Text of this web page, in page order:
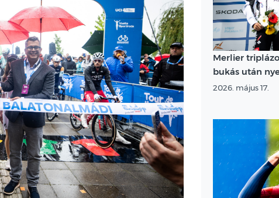
Merlier
bukás után
2026. május 17.